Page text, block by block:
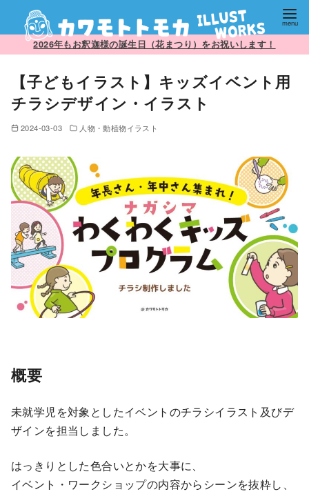
2026年もお釈迦様の誕生日（花まつり）をお祝いします！
【子どもイラスト】キッズイベント用
チラシデザイン・イラスト
2024-03-03 人物・動植物イラスト
概要
未就学児を対象としたイベントのチラシイラスト及びデ
ザインを担当しました。
はっきりとした色合いとかを大事に、
イベント・ワークショップの内容からシーンを抜粋し、